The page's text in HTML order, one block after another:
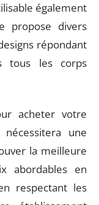
également
propose divers
répondant
tous les corps
acheter votre
une
la meilleure
abordables en
respectant les